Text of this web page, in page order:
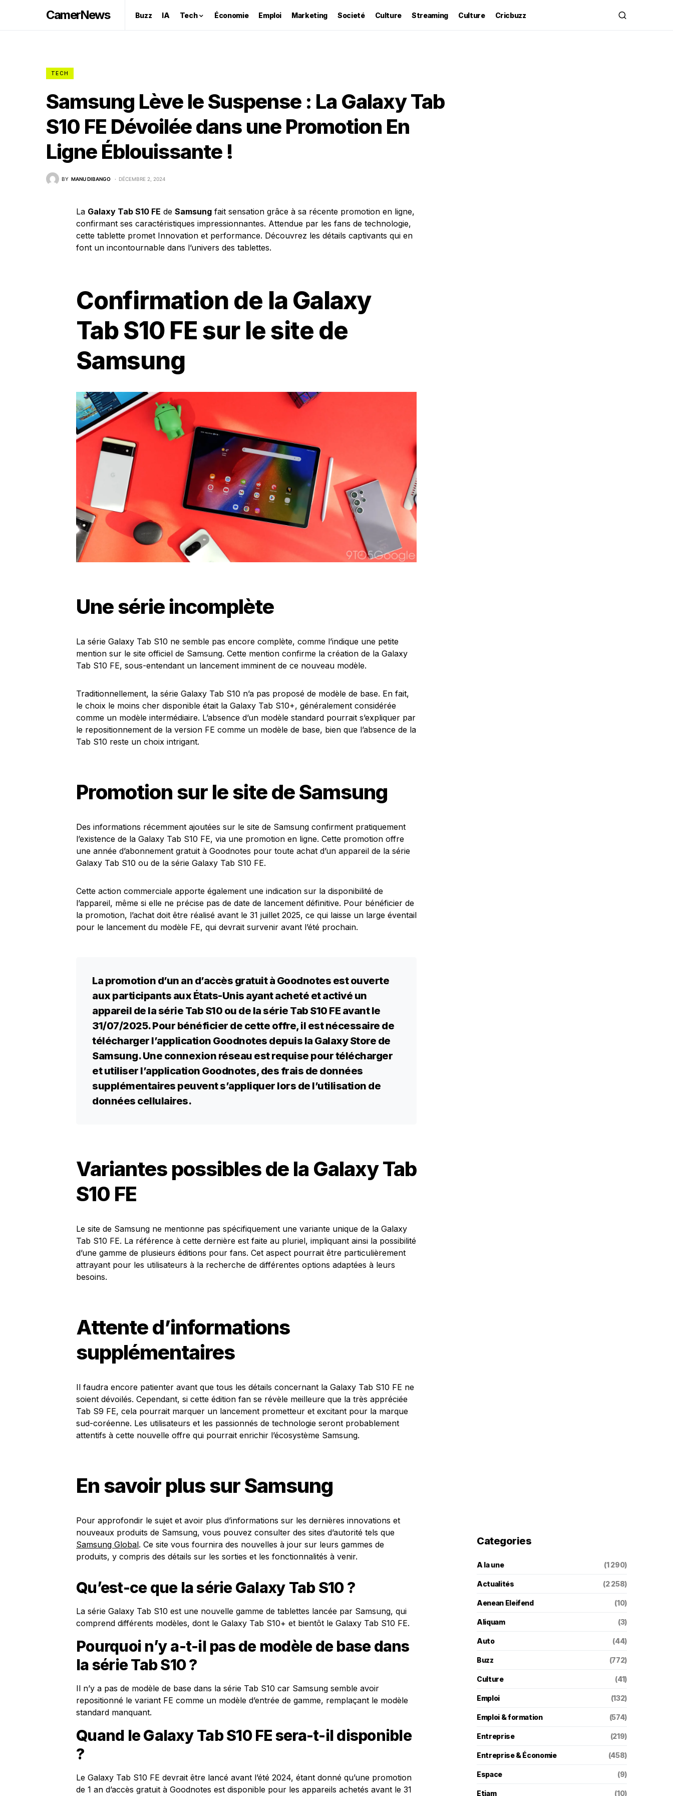
CamerNews Buzz IA Tech Économie Emploi Marketing Societé Culture Streaming Culture Cricbuzz
TECH
Samsung Lève le Suspense : La Galaxy Tab
S10 FE Dévoilée dans une Promotion En
Ligne Éblouissante !
BY MANU DIBANGO DÉCEMBRE 2, 2024
La Galaxy Tab S10 FE de Samsung fait sensation grâce à sa récente promotion en ligne,
confirmant ses caractéristiques impressionnantes. Attendue par les fans de technologie,
cette tablette promet Innovation et performance. Découvrez les détails captivants qui en
font un incontournable dans l’univers des tablettes.
Confirmation de la Galaxy
Tab S10 FE sur le site de
Samsung
Une série incomplète
La série Galaxy Tab S10 ne semble pas encore complète, comme l’indique une petite
mention sur le site officiel de Samsung. Cette mention confirme la création de la Galaxy
Tab S10 FE, sous-entendant un lancement imminent de ce nouveau modèle.
Traditionnellement, la série Galaxy Tab S10 n’a pas proposé de modèle de base. En fait,
le choix le moins cher disponible était la Galaxy Tab S10+, généralement considérée
comme un modèle intermédiaire. L’absence d’un modèle standard pourrait s’expliquer par
le repositionnement de la version FE comme un modèle de base, bien que l’absence de la
Tab S10 reste un choix intrigant.
Promotion sur le site de Samsung
Des informations récemment ajoutées sur le site de Samsung confirment pratiquement
l’existence de la Galaxy Tab S10 FE, via une promotion en ligne. Cette promotion offre
une année d’abonnement gratuit à Goodnotes pour toute achat d’un appareil de la série
Galaxy Tab S10 ou de la série Galaxy Tab S10 FE.
Cette action commerciale apporte également une indication sur la disponibilité de
l’appareil, même si elle ne précise pas de date de lancement définitive. Pour bénéficier de
la promotion, l’achat doit être réalisé avant le 31 juillet 2025, ce qui laisse un large éventail
pour le lancement du modèle FE, qui devrait survenir avant l’été prochain.
La promotion d’un an d’accès gratuit à Goodnotes est ouverte
aux participants aux États-Unis ayant acheté et activé un
appareil de la série Tab S10 ou de la série Tab S10 FE avant le
31/07/2025. Pour bénéficier de cette offre, il est nécessaire de
télécharger l’application Goodnotes depuis la Galaxy Store de
Samsung. Une connexion réseau est requise pour télécharger
et utiliser l’application Goodnotes, des frais de données
supplémentaires peuvent s’appliquer lors de l’utilisation de
données cellulaires.
Variantes possibles de la Galaxy Tab
S10 FE
Le site de Samsung ne mentionne pas spécifiquement une variante unique de la Galaxy
Tab S10 FE. La référence à cette dernière est faite au pluriel, impliquant ainsi la possibilité
d’une gamme de plusieurs éditions pour fans. Cet aspect pourrait être particulièrement
attrayant pour les utilisateurs à la recherche de différentes options adaptées à leurs
besoins.
Attente d’informations
supplémentaires
Il faudra encore patienter avant que tous les détails concernant la Galaxy Tab S10 FE ne
soient dévoilés. Cependant, si cette édition fan se révèle meilleure que la très appréciée
Tab S9 FE, cela pourrait marquer un lancement prometteur et excitant pour la marque
sud-coréenne. Les utilisateurs et les passionnés de technologie seront probablement
attentifs à cette nouvelle offre qui pourrait enrichir l’écosystème Samsung.
En savoir plus sur Samsung
Pour approfondir le sujet et avoir plus d’informations sur les dernières innovations et
nouveaux produits de Samsung, vous pouvez consulter des sites d’autorité tels que
Samsung Global. Ce site vous fournira des nouvelles à jour sur leurs gammes de
produits, y compris des détails sur les sorties et les fonctionnalités à venir.
Qu’est-ce que la série Galaxy Tab S10 ?
La série Galaxy Tab S10 est une nouvelle gamme de tablettes lancée par Samsung, qui
comprend différents modèles, dont le Galaxy Tab S10+ et bientôt le Galaxy Tab S10 FE.
Pourquoi n’y a-t-il pas de modèle de base dans
la série Tab S10 ?
Il n’y a pas de modèle de base dans la série Tab S10 car Samsung semble avoir
repositionné le variant FE comme un modèle d’entrée de gamme, remplaçant le modèle
standard manquant.
Quand le Galaxy Tab S10 FE sera-t-il disponible
?
Le Galaxy Tab S10 FE devrait être lancé avant l’été 2024, étant donné qu’une promotion
de 1 an d’accès gratuit à Goodnotes est disponible pour les appareils achetés avant le 31
Categories
A la une (1 290)
Actualités (2 258)
Aenean Eleifend (10)
Aliquam (3)
Auto (44)
Buzz (772)
Culture (41)
Emploi (132)
Emploi & formation (574)
Entreprise (219)
Entreprise & Économie (458)
Espace (9)
Etiam (10)